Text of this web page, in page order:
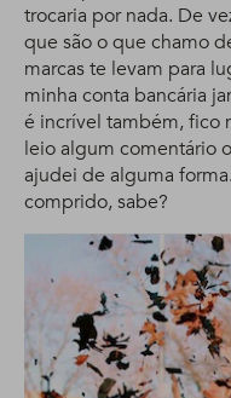
trocaria por nada. De
que são o que chamo
marcas te levam para
minha conta bancária
é incrível também, fico
leio algum comentário
ajudei de alguma
comprido, sabe?